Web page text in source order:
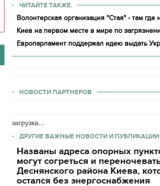
ЧИТАЙТЕ ТАКЖЕ.
Волонтерская организация "Стая" - там где
Киев на первом месте в мире по
Европарламент поддержал идею выдать
НОВОСТИ ПАРТНЕРОВ
загрузка...
ДРУГИЕ ВАЖНЫЕ НОВОСТИ И ПУБЛИКАЦИИ
Названы адреса опорных
могут согреться и
Деснянского района Киева,
остался без энергоснабжения